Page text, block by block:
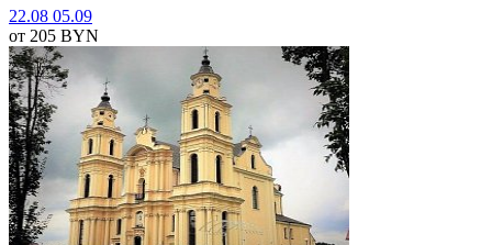
22.08 05.09
от 205 BYN